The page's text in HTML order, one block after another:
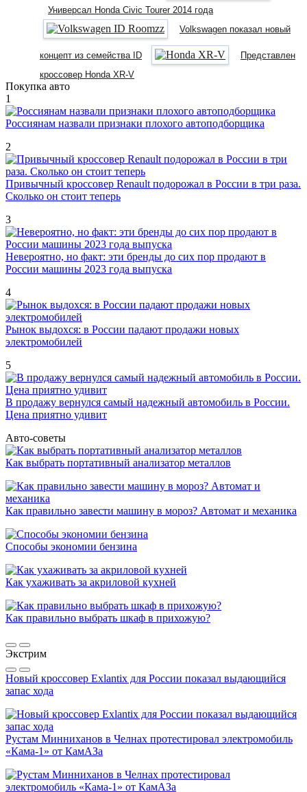
Универсал Honda Civic Tourer 2014 года
Volkswagen показал новый
концепт из семейства ID
Представлен
кроссовер Honda XR-V
Покупка авто
1
Россиянам назвали признаки плохого автоподборщика
2
Привычный кроссовер Renault подорожал в России в три раза.
Сколько он стоит теперь
3
Невероятно, но факт: эти бренды до сих пор продают в
России машины 2023 года выпуска
4
Рынок выдохся: в России падают продажи новых
электромобилей
5
В продажу вернулся самый надежный автомобиль в России.
Цена приятно удивит
Авто-советы
Как выбрать портативный анализатор металлов
Как правильно завести машину в мороз? Автомат и механика
Способы экономии бензина
Как ухаживать за акриловой кухней
Как правильно выбрать шкаф в прихожую?
Экстрим
Новый кроссовер Exlantix для России показал выдающийся
запас хода
Рустам Минниханов в Челнах протестировал электромобиль
«Кама-1» от КамАЗа